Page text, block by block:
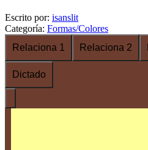
Escrito por: isanslit
Categoría: Formas/Colores
Relaciona 1
Relaciona 2
Dictado